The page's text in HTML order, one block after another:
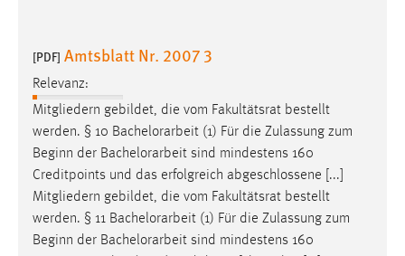
[PDF] Amtsblatt Nr. 2007 3
Relevanz:
Mitgliedern gebildet, die vom Fakultätsrat bestellt
werden. § 10 Bachelorarbeit (1) Für die Zulassung zum
Beginn der Bachelorarbeit sind mindestens 160
Creditpoints und das erfolgreich abgeschlossene [...]
Mitgliedern gebildet, die vom Fakultätsrat bestellt
werden. § 11 Bachelorarbeit (1) Für die Zulassung zum
Beginn der Bachelorarbeit sind mindestens 160
Sie tun dies, indem sie Besucher über Websites
Google Ads
Name:
_gcl_au
Anbieter:
Google Ireland Limited